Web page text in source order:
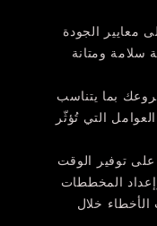
معايير الجودة
سلامة ومتانة
بما يتناسب
التي تُؤثّر
توفير الوقت
المخططات
خلال